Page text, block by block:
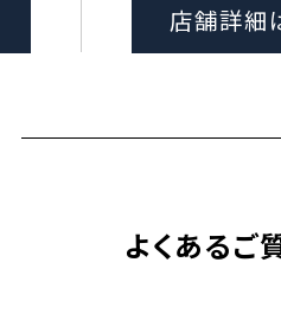
店舗詳細
よくあるご